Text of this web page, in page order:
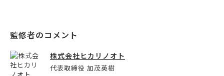
株式会社ヒカリノオト
代表取締役 加茂英樹